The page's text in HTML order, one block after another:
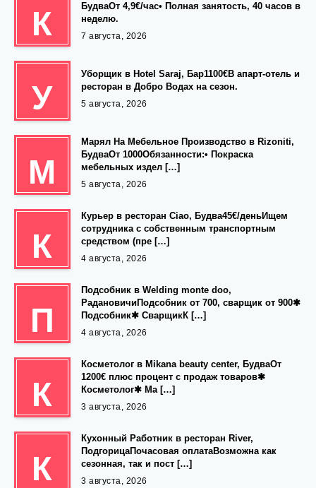
К
БудваОт 4,9€/час• Полная занятость, 40 часов в
неделю.
7 августа, 2026
У
Уборщик в Hotel Saraj, Бар1100€В апарт-отель и
ресторан в Добро Водах на сезон.
5 августа, 2026
М
Марял На Мебельное Производство в Rizoniti,
БудваОт 1000Обязанности:• Покраска
мебельных издел […]
5 августа, 2026
К
Курьер в ресторан Ciao, Будва45€/деньИщем
сотрудника с собственным транспортным
средством (пре […]
4 августа, 2026
П
Подсобник в Welding monte doo,
РадановичиПодсобник от 700, сварщик от 900✱
Подсобник✱ СварщикК […]
4 августа, 2026
К
Косметолог в Mikana beauty center, БудваОт
1200€ плюс процент с продаж товаров✱
Косметолог✱ Ма […]
3 августа, 2026
К
Кухонный Работник в ресторан River,
ПодгорицаПочасовая оплатаВозможна как
сезонная, так и пост […]
3 августа, 2026